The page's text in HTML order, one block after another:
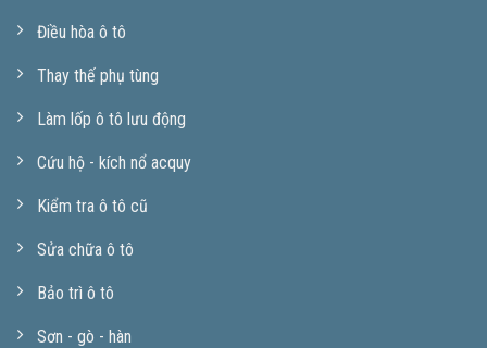
Điều hòa ô tô
Thay thế phụ tùng
Làm lốp ô tô lưu động
Cứu hộ - kích nổ acquy
Kiểm tra ô tô cũ
Sửa chữa ô tô
Bảo trì ô tô
Sơn - gò - hàn